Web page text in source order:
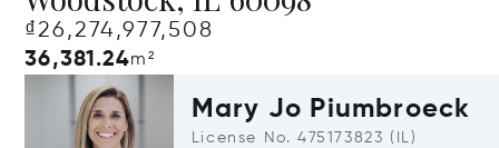
₫26,274,977,508
36,381.24m²
Mary Jo Piumbroeck
License No. 475173823 (IL)